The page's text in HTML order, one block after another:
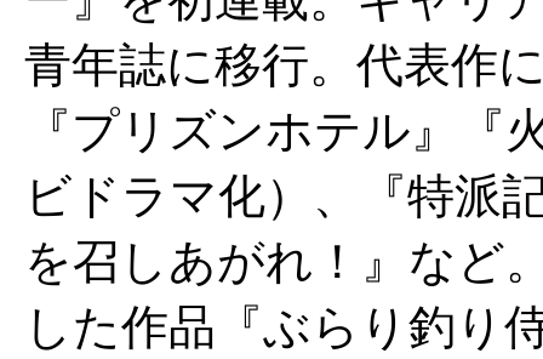
青年誌に移行。代表作
『プリズンホテル』『
ビドラマ化）、『特派
を召しあがれ！』など
した作品『ぶらり釣り